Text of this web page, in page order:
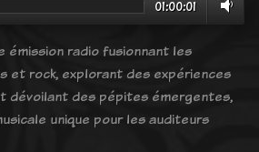
01:00:01
émission radio fusionnant les
et rock, explorant des expériences
dévoilant des pépites émergentes,
unique pour les auditeurs